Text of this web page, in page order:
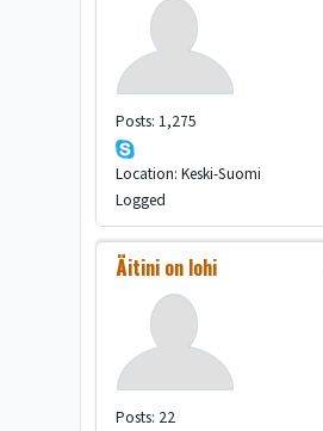
Posts: 1,275
Location: Keski-Suomi
Logged
Äitini on lohi
Posts: 22